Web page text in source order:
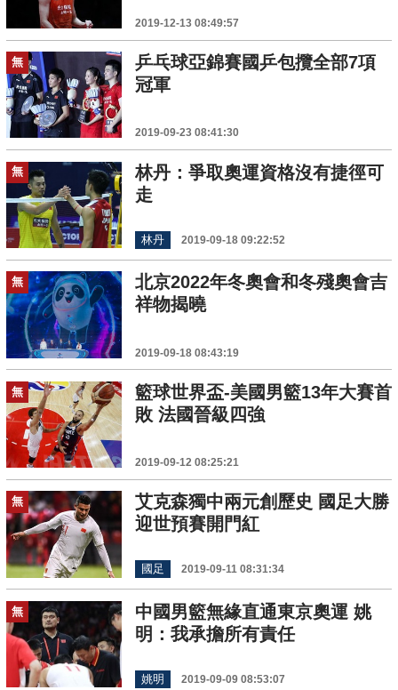
2019-12-13 08:49:57
無
乒乓球亞錦賽國乒包攬全部7項
冠軍
2019-09-23 08:41:30
無
林丹：爭取奧運資格沒有捷徑可
走
林丹 2019-09-18 09:22:52
無
北京2022年冬奧會和冬殘奧會吉
祥物揭曉
2019-09-18 08:43:19
無
籃球世界盃-美國男籃13年大賽首
敗 法國晉級四強
2019-09-12 08:25:21
無
艾克森獨中兩元創歷史 國足大勝
迎世預賽開門紅
國足 2019-09-11 08:31:34
無
中國男籃無緣直通東京奧運 姚
明：我承擔所有責任
姚明 2019-09-09 08:53:07